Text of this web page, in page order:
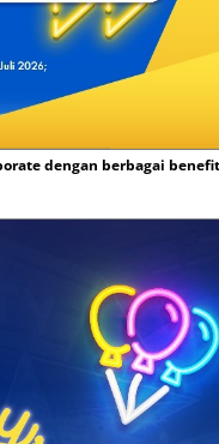
dengan berbagai benefit